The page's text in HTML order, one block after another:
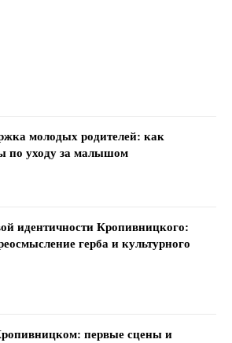
молодых родителей: как
по уходу за малышом
идентичности Кропивницкого:
герба и культурного
первые сцены и